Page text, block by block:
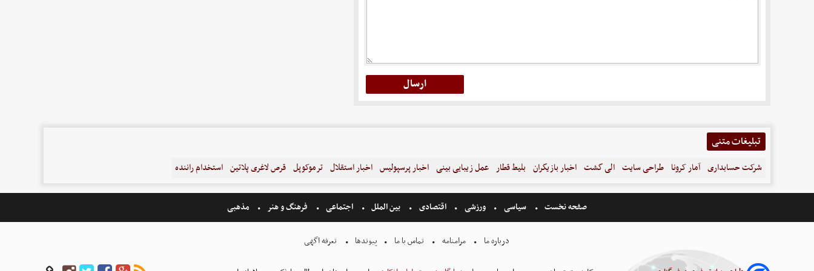
تبلیغات متنی
شرکت حسابداری آمار کرونا طراحی سایت الی گشت اخبار بازیگران بلیط قطار عمل زیبایی بینی اخبار پرسپولیس اخبار استقلال ترموکوپل قرص لاغری پلاتین استخدام راننده
صفحه نخست سیاسی ورزشی اقتصادی بین الملل اجتماعی فرهنگ و هنر مذهبی
درباره ما مرامنامه تماس با ما پیوندها تعرفه اگهی